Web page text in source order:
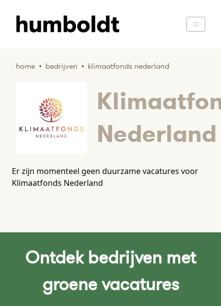
home • bedrijven • klimaatfonds nederland
Nederland
Er zijn momenteel geen duurzame vacatures voor
Klimaatfonds Nederland
Ontdek bedrijven met
groene vacatures